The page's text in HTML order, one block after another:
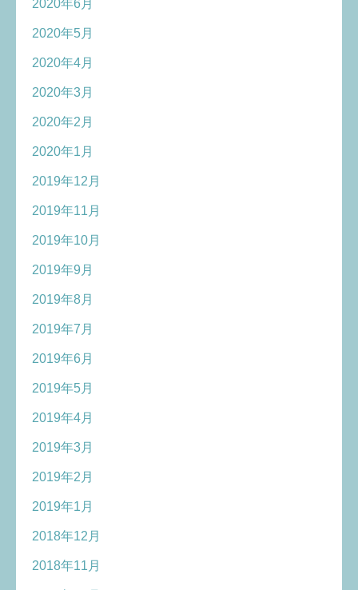
2020年6月
2020年5月
2020年4月
2020年3月
2020年2月
2020年1月
2019年12月
2019年11月
2019年10月
2019年9月
2019年8月
2019年7月
2019年6月
2019年5月
2019年4月
2019年3月
2019年2月
2019年1月
2018年12月
2018年11月